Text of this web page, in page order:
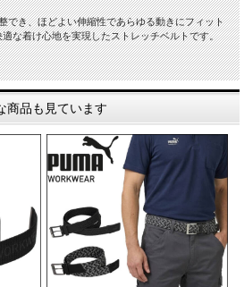
でき、ほどよい伸縮性であらゆる動きにフィット
な着け心地を実現したストレッチベルトです。
商品も見ています